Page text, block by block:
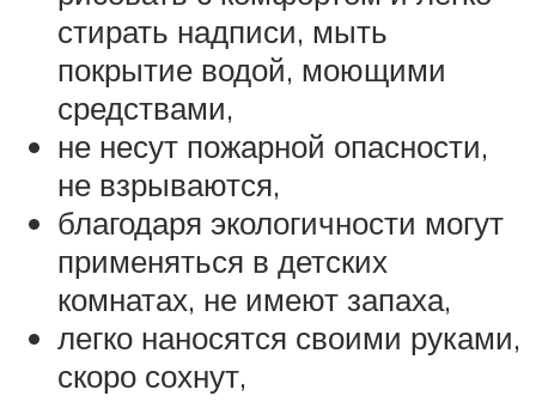
стирать надписи, мыть
покрытие водой, моющими
средствами,
не несут пожарной опасности,
не взрываются,
благодаря экологичности могут
применяться в детских
комнатах, не имеют запаха,
легко наносятся своими руками,
скоро сохнут,